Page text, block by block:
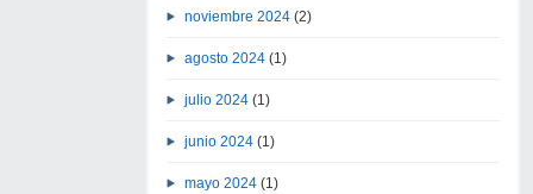
noviembre 2024(2)
agosto 2024(1)
julio 2024(1)
junio 2024(1)
mayo 2024(1)